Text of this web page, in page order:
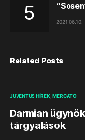
2021.06.10.
Related Posts
JUVENTUS HÍREK MERCATO
Darmian
tárgyalások